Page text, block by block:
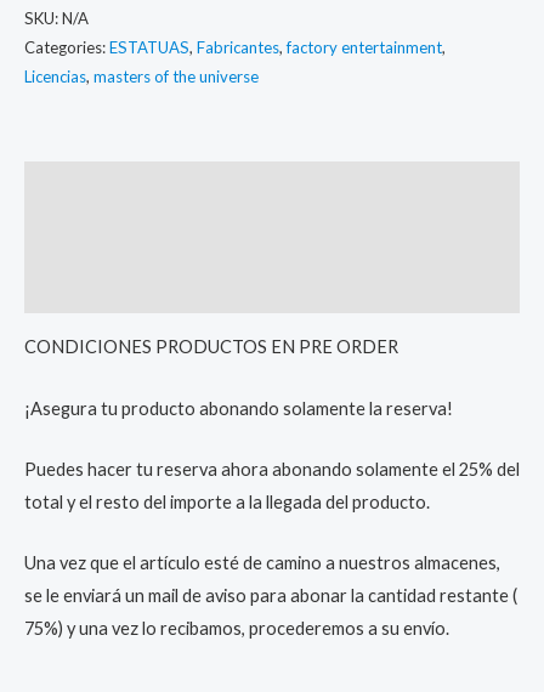
SKU:N/A
Categories:ESTATUAS, Fabricantes,factory entertainment,
Licencias, masters of the universe
CONDICIONES PRODUCTOS EN PRE ORDER
¡Asegura tu producto abonando solamente la reserva!
Puedes hacer tu reserva ahora abonando solamente el 25% del
total y el resto del importe a la llegada del producto.
Una vez que el artículo esté de camino a nuestros almacenes,
se le enviará un mail de aviso para abonar la cantidad restante (
75%) y una vez lo recibamos, procederemos a su envío.